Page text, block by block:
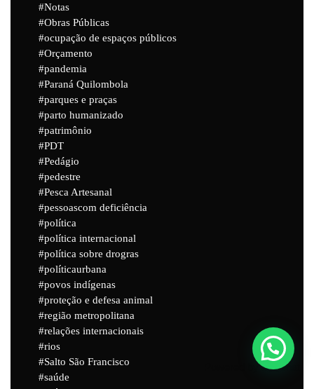
Notas
Obras Públicas
ocupação de espaços públicos
Orçamento
pandemia
Paraná Quilombola
parques e praças
parto humanizado
patrimônio
PDT
Pedágio
pedestre
Pesca Artesanal
pessoascom deficiência
política
política internacional
política sobre drogras
políticaurbana
povos indígenas
proteção e defesa animal
região metropolitana
relações internacionais
rios
Salto São Francisco
saúde
Powered byJoinchat